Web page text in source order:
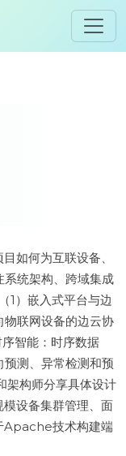
如何为互联设备、
统架构、跨域集成
1）嵌入式平台与边
联网设备的边云协
智能：时序数据
测、异常检测和预
架构师分享具体设计
设备集群管理、面
Apache技术构建端